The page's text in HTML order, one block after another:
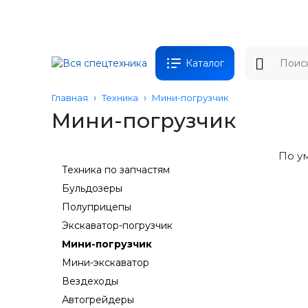
Каталог
Главная Техника Мини-погрузчик
Мини-погрузчик
Техника по запчастям
Бульдозеры
Полуприцепы
Экскаватор-погрузчик
Мини-погрузчик
Мини-экскаватор
Вездеходы
Автогрейдеры
По